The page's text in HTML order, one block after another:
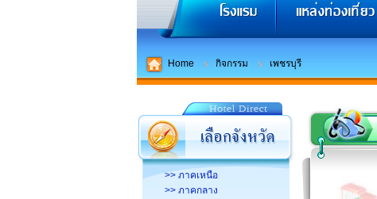
Home กิจกรรม เพชรบุรี
>> ภาคเหนือ
>> ภาคกลาง